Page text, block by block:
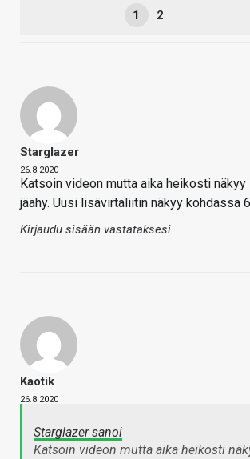
1 2
Starglazer
26.8.2020
Katsoin videon mutta aika heikosti näkyy
jäähy. Uusi lisävirtaliitin näkyy kohdassa
Kirjaudu sisään vastataksesi
Kaotik
26.8.2020
Starglazer sanoi
Katsoin videon mutta aika heikosti